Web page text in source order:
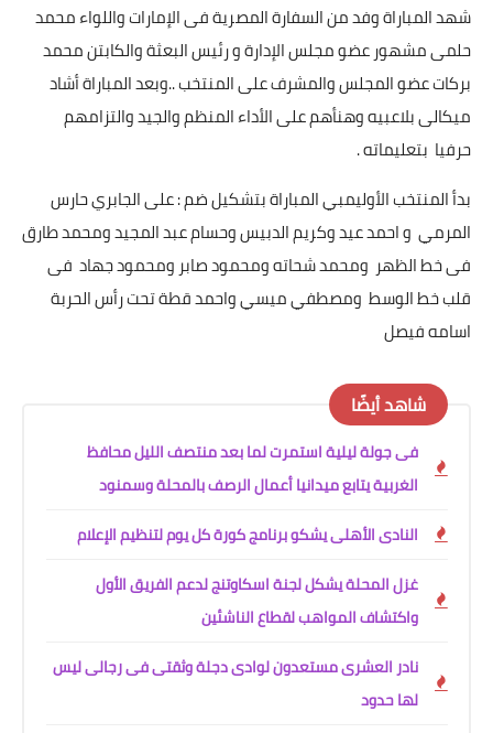
شهد المباراة وفد من السفارة المصرية فى الإمارات واللواء محمد
حلمى مشهور عضو مجلس الإدارة و رئيس البعثة والكابتن محمد
بركات عضو المجلس والمشرف على المنتخب ..وبعد المباراة أشاد
ميكالى بلاعبيه وهنأهم على الأداء المنظم والجيد والتزامهم
حرفيا بتعليماته .
بدأ المنتخب الأوليمبي المباراة بتشكيل ضم : على الجابري حارس
المرمي و احمد عيد وكريم الدبيس وحسام عبد المجيد ومحمد طارق
فى خط الظهر ومحمد شحاته ومحمود صابر ومحمود جهاد فى
قلب خط الوسط ومصطفي ميسي واحمد قطة تحت رأس الحربة
اسامه فيصل
شاهد أيضًا
فى جولة ليلية استمرت لما بعد منتصف الليل محافظ
الغربية يتابع ميدانيا أعمال الرصف بالمحلة وسمنود
النادى الأهلى يشكو برنامج كورة كل يوم لتنظيم الإعلام
غزل المحلة يشكل لجنة اسكاوتنج لدعم الفريق الأول
واكتشاف المواهب لقطاع الناشئين
نادر العشرى مستعدون لوادى دجلة وثقتى فى رجالى ليس
لها حدود